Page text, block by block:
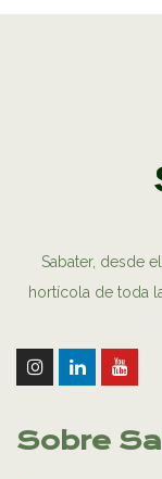
Sabater, desde
hortícola de toda
Sobre